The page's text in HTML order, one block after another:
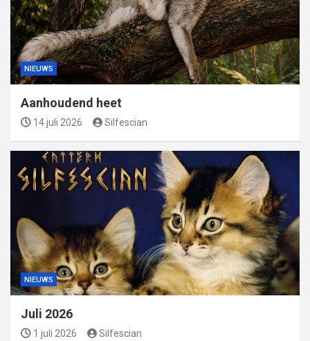
NIEUWS
Aanhoudend heet
14 juli 2026 Silfescian
NIEUWS
Juli 2026
1 juli 2026 Silfescian